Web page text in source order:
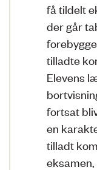
få tildelt
der går
tilladte
Elevens
fortsat
en
tilladt